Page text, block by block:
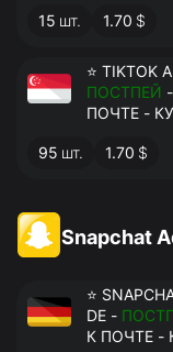
15 шт. 1.70 $
⭐ TIKTOK
ПОСТПЕЙ -
ПОЧТЕ -
95 шт. 1.70 $
Snapchat
⭐ SNAPCHAT
DE -
К ПОЧТЕ -